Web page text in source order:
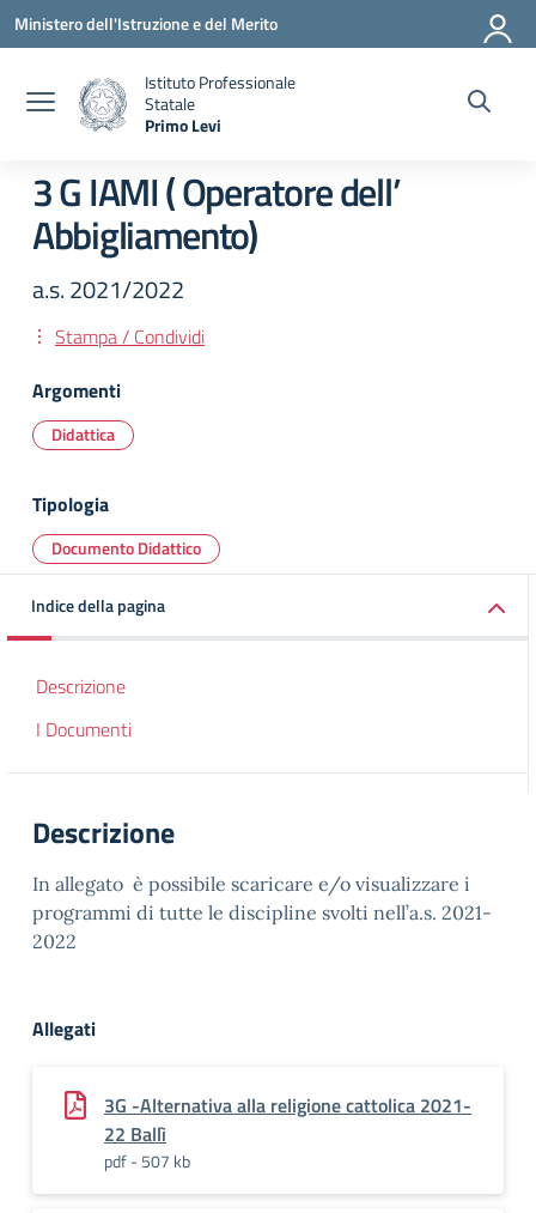
Vai ai contenuti
Vai al menu di navigazione
Vai al footer
Ministero dell'Istruzione e del Merito
Istituto Professionale
Statale
Primo Levi
3 G IAMI ( Operatore dell’
Abbigliamento)
a.s. 2021/2022
Stampa / Condividi
Argomenti
Didattica
Tipologia
Documento Didattico
Indice della pagina
Descrizione
I Documenti
Descrizione
In allegato è possibile scaricare e/o visualizzare i
programmi di tutte le discipline svolti nell’a.s. 2021-
2022
Allegati
3G -Alternativa alla religione cattolica 2021-
22 Ballì
pdf - 507 kb